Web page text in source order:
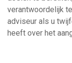
verantwoordelijk
adviseur als u
heeft over het